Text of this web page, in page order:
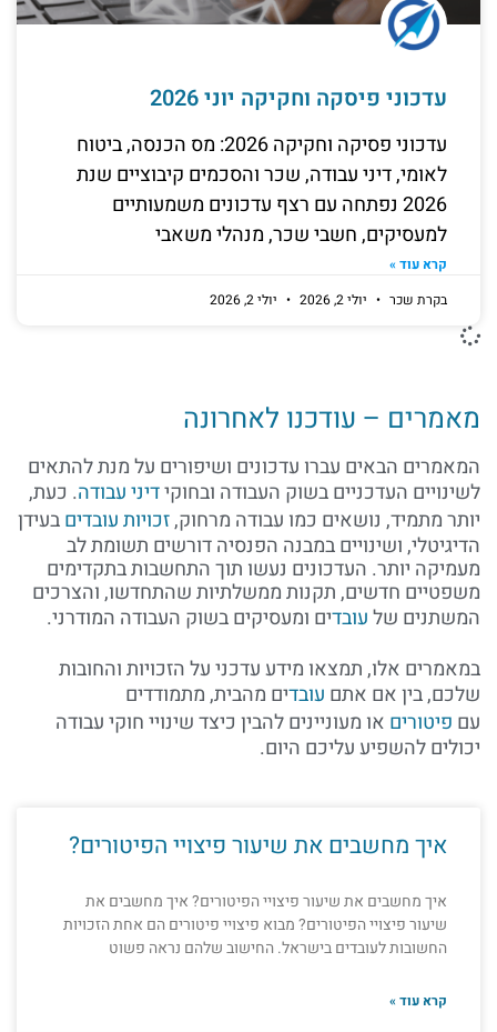
עדכוני פיסקה וחקיקה יוני 2026
עדכוני פסיקה וחקיקה 2026: מס הכנסה, ביטוח
לאומי, דיני עבודה, שכר והסכמים קיבוציים שנת
2026 נפתחה עם רצף עדכונים משמעותיים
למעסיקים, חשבי שכר, מנהלי משאבי
קרא עוד »
בקרת שכר
יולי 2, 2026 יולי 2, 2026
מאמרים – עודכנו לאחרונה
המאמרים הבאים עברו עדכונים ושיפורים על מנת להתאים
לשינויים העדכניים בשוק העבודה ובחוקידיני עבודה. כעת,
יותר מתמיד, נושאים כמו עבודה מרחוק,זכויות עובדיםבעידן
הדיגיטלי, ושינויים במבנה הפנסיה דורשים תשומת לב
מעמיקה יותר. העדכונים נעשו תוך התחשבות בתקדימים
משפטיים חדשים, תקנות ממשלתיות שהתחדשו, והצרכים
המשתנים שלעובדים ומעסיקים בשוק העבודה המודרני.
במאמרים אלו, תמצאו מידע עדכני על הזכויות והחובות
שלכם, בין אם אתם עובדים מהבית, מתמודדים
עם פיטורים או מעוניינים להבין כיצד שינויי חוקי עבודה
יכולים להשפיע עליכם היום.
איך מחשבים את שיעור פיצויי הפיטורים?
איך מחשבים את שיעור פיצויי הפיטורים? איך מחשבים את
שיעור פיצויי הפיטורים? מבוא פיצויי פיטורים הם אחת הזכויות
החשובות לעובדים בישראל. החישוב שלהם נראה פשוט
קרא עוד »